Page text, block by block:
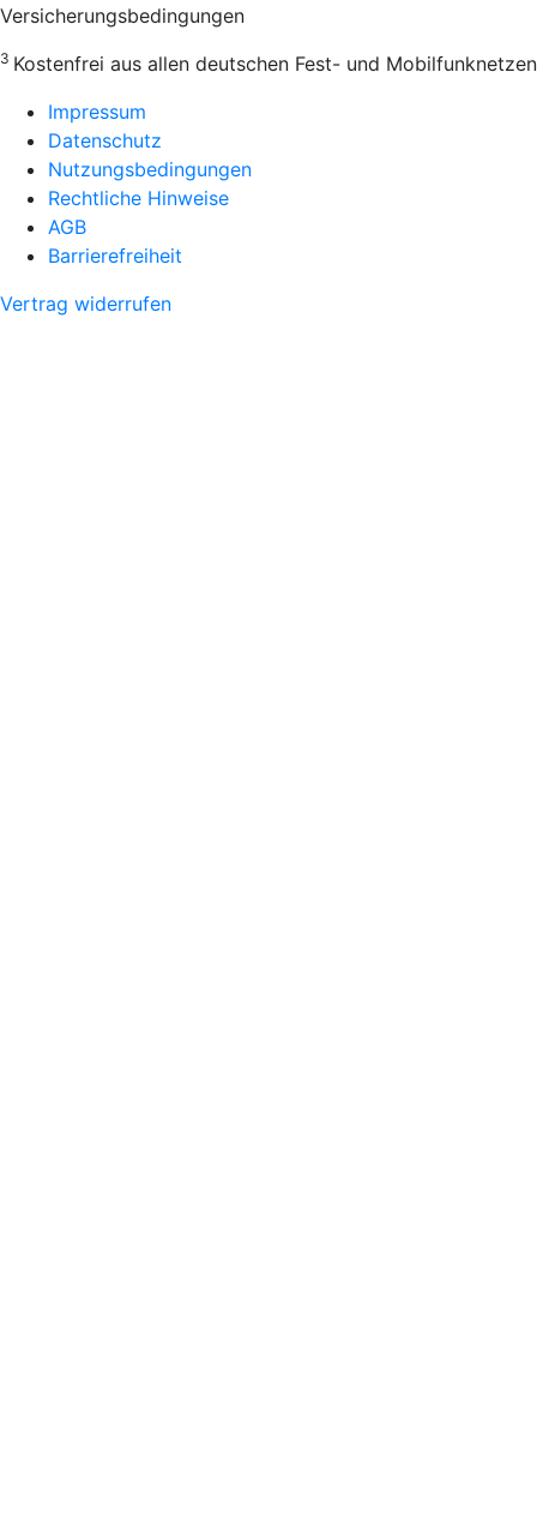
Versicherungsbedingungen
3 Kostenfrei aus allen deutschen Fest- und Mobilfunknetzen
Impressum
Datenschutz
Nutzungsbedingungen
Rechtliche Hinweise
AGB
Barrierefreiheit
Vertrag widerrufen